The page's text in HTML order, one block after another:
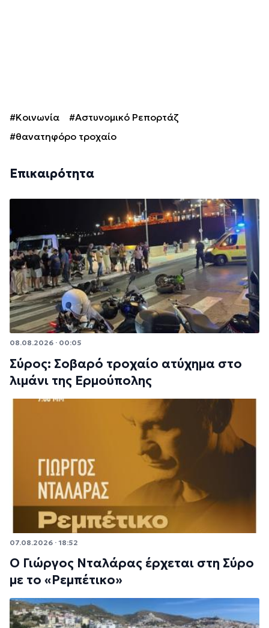
#Κοινωνία
#Αστυνομικό Ρεπορτάζ
#θανατηφόρο τροχαίο
Επικαιρότητα
08.08.2026 · 00:05
Σύρος: Σοβαρό τροχαίο ατύχημα στο
λιμάνι της Ερμούπολης
07.08.2026 · 18:52
Ο Γιώργος Νταλάρας έρχεται στη Σύρο
με το «Ρεμπέτικο»